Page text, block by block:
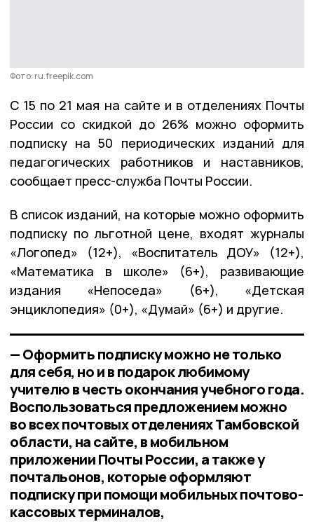
Фото: ru.freepik.com
С 15 по 21 мая на сайте и в отделениях Почты
России со скидкой до 26% можно оформить
подписку на 50 периодических изданий для
педагогических работников и наставников,
сообщает пресс-служба Почты России.
В список изданий, на которые можно оформить
подписку по льготной цене, входят журналы
«Логопед» (12+), «Воспитатель ДОУ» (12+),
«Математика в школе» (6+), развивающие
издания «Непоседа» (6+), «Детская
энциклопедия» (0+), «Думай» (6+) и другие.
— Оформить подписку можно не только
для себя, но и в подарок любимому
учителю в честь окончания учебного года.
Воспользоваться предложением можно
во всех почтовых отделениях Тамбовской
области, на сайте, в мобильном
приложении Почты России, а также у
почтальонов, которые оформляют
подписку при помощи мобильных почтово-
кассовых терминалов,